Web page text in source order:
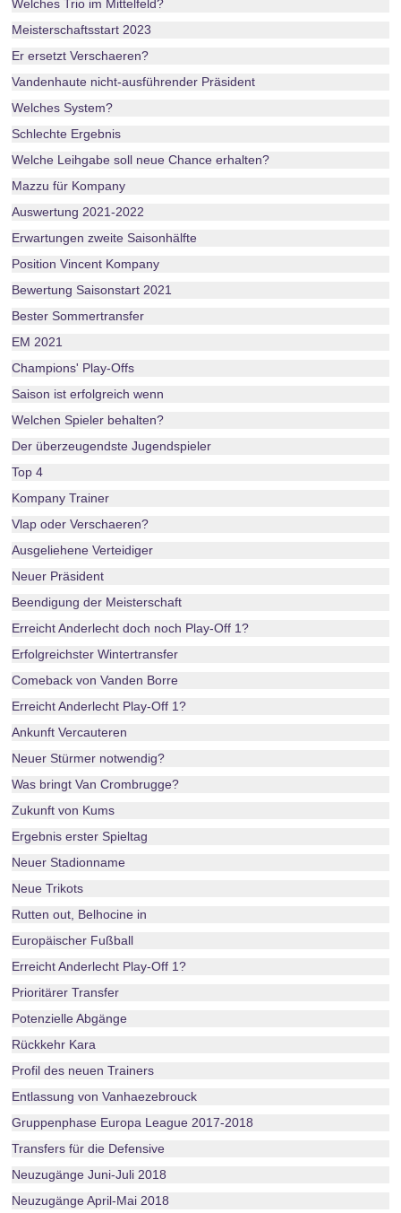
Welches Trio im Mittelfeld?
Meisterschaftsstart 2023
Er ersetzt Verschaeren?
Vandenhaute nicht-ausführender Präsident
Welches System?
Schlechte Ergebnis
Welche Leihgabe soll neue Chance erhalten?
Mazzu für Kompany
Auswertung 2021-2022
Erwartungen zweite Saisonhälfte
Position Vincent Kompany
Bewertung Saisonstart 2021
Bester Sommertransfer
EM 2021
Champions' Play-Offs
Saison ist erfolgreich wenn
Welchen Spieler behalten?
Der überzeugendste Jugendspieler
Top 4
Kompany Trainer
Vlap oder Verschaeren?
Ausgeliehene Verteidiger
Neuer Präsident
Beendigung der Meisterschaft
Erreicht Anderlecht doch noch Play-Off 1?
Erfolgreichster Wintertransfer
Comeback von Vanden Borre
Erreicht Anderlecht Play-Off 1?
Ankunft Vercauteren
Neuer Stürmer notwendig?
Was bringt Van Crombrugge?
Zukunft von Kums
Ergebnis erster Spieltag
Neuer Stadionname
Neue Trikots
Rutten out, Belhocine in
Europäischer Fußball
Erreicht Anderlecht Play-Off 1?
Prioritärer Transfer
Potenzielle Abgänge
Rückkehr Kara
Profil des neuen Trainers
Entlassung von Vanhaezebrouck
Gruppenphase Europa League 2017-2018
Transfers für die Defensive
Neuzugänge Juni-Juli 2018
Neuzugänge April-Mai 2018